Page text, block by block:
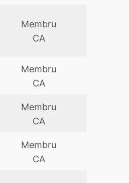
Membru
CA
Membru
CA
Membru
CA
Membru
CA